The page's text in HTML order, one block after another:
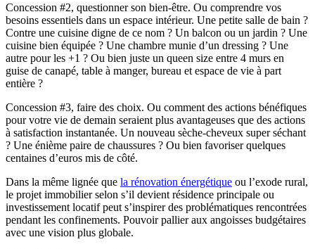
Concession #2, questionner son bien-être. Ou comprendre vos
besoins essentiels dans un espace intérieur. Une petite salle de bain ?
Contre une cuisine digne de ce nom ? Un balcon ou un jardin ? Une
cuisine bien équipée ? Une chambre munie d’un dressing ? Une
autre pour les +1 ? Ou bien juste un queen size entre 4 murs en
guise de canapé, table à manger, bureau et espace de vie à part
entière ?
Concession #3, faire des choix. Ou comment des actions bénéfiques
pour votre vie de demain seraient plus avantageuses que des actions
à satisfaction instantanée. Un nouveau sèche-cheveux super séchant
? Une énième paire de chaussures ? Ou bien favoriser quelques
centaines d’euros mis de côté.
Dans la même lignée que la rénovation énergétique ou l’exode rural,
le projet immobilier selon s’il devient résidence principale ou
investissement locatif peut s’inspirer des problématiques rencontrées
pendant les confinements. Pouvoir pallier aux angoisses budgétaires
avec une vision plus globale.